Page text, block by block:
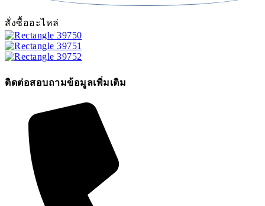
สั่งซื้ออะไหล่
ติดต่อสอบถามข้อมูลเพิ่มเติม